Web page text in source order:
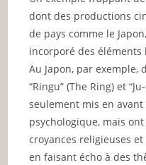
dont des productions
de pays comme le
incorporé des éléments
Au Japon, par exemple,
“Ringu” (The Ring) et
seulement mis en
psychologique, mais
croyances religieuses
en faisant écho à des